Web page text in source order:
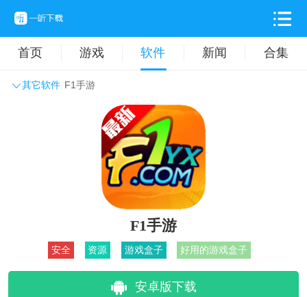
首页 游戏 软件 新闻 合集
其它软件 F1手游
主题壁纸 旅游出行
拍摄美化 时尚购物
F1手游
安全 资源 游戏盒子 好用的游戏盒子
安卓版下载